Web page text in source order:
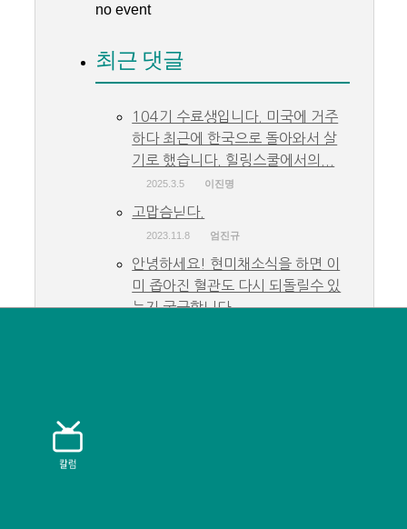
no event
최근 댓글
104기 수료생입니다. 미국에 거주
하다 최근에 한국으로 돌아와서 살
기로 했습니다. 힐링스쿨에서의...
2025.3.5 이진명
고맙슴닏다.
2023.11.8 엄진규
안녕하세요! 현미채소식을 하면 이
미 좁아진 혈관도 다시 되돌릴수 있
는지 궁금합니다....